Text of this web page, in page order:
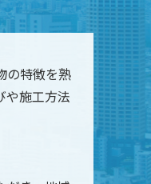
の特徴を熟
や施工方法